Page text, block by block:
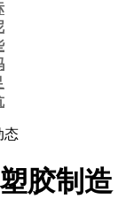
态
胶制造